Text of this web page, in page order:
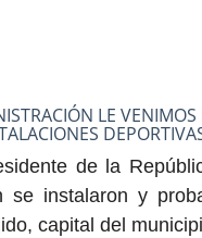
LE
de la
se instalaron y
capital del